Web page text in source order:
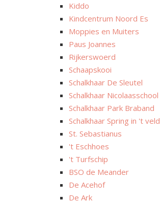
Kiddo
Kindcentrum Noord Es
Moppies en Muiters
Paus Joannes
Rijkerswoerd
Schaapskooi
Schalkhaar De Sleutel
Schalkhaar Nicolaasschool
Schalkhaar Park Braband
Schalkhaar Spring in 't veld
St. Sebastianus
't Eschhoes
't Turfschip
BSO de Meander
De Acehof
De Ark